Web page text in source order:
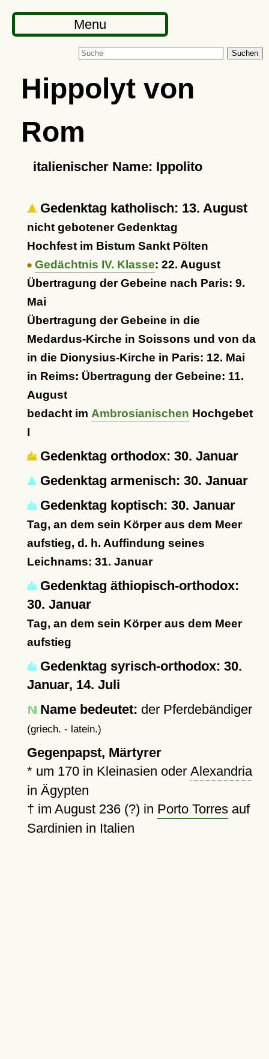
Menu
Suchen
Hippolyt von
Rom
italienischer Name: Ippolito
Gedenktag katholisch: 13. August
nicht gebotener Gedenktag
Hochfest im Bistum Sankt Pölten
Gedächtnis IV. Klasse: 22. August
Übertragung der Gebeine nach Paris: 9.
Mai
Übertragung der Gebeine in die
Medardus-Kirche in Soissons und von da
in die Dionysius-Kirche in Paris: 12. Mai
in Reims: Übertragung der Gebeine: 11.
August
bedacht im Ambrosianischen Hochgebet
I
Gedenktag orthodox: 30. Januar
Gedenktag armenisch: 30. Januar
Gedenktag koptisch: 30. Januar
Tag, an dem sein Körper aus dem Meer
aufstieg, d. h. Auffindung seines
Leichnams: 31. Januar
Gedenktag äthiopisch-orthodox:
30. Januar
Tag, an dem sein Körper aus dem Meer
aufstieg
Gedenktag syrisch-orthodox: 30.
Januar, 14. Juli
Name bedeutet: der Pferdebändiger
(griech. - latein.)
Gegenpapst, Märtyrer
* um 170in Kleinasien oder Alexandria
in Ägypten
† im August 236 (?) in Porto Torresauf
Sardinien in Italien